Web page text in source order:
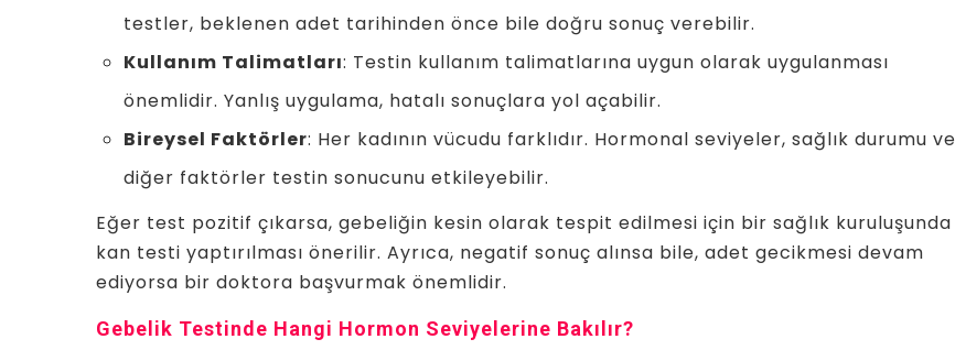
testler, beklenen adet tarihinden önce bile doğru sonuç verebilir.
Kullanım Talimatları: Testin kullanım talimatlarına uygun olarak uygulanması
önemlidir. Yanlış uygulama, hatalı sonuçlara yol açabilir.
Bireysel Faktörler: Her kadının vücudu farklıdır. Hormonal seviyeler, sağlık durumu ve
diğer faktörler testin sonucunu etkileyebilir.
Eğer test pozitif çıkarsa, gebeliğin kesin olarak tespit edilmesi için bir sağlık kuruluşunda
kan testi yaptırılması önerilir. Ayrıca, negatif sonuç alınsa bile, adet gecikmesi devam
ediyorsa bir doktora başvurmak önemlidir.
Gebelik Testinde Hangi Hormon Seviyelerine Bakılır?